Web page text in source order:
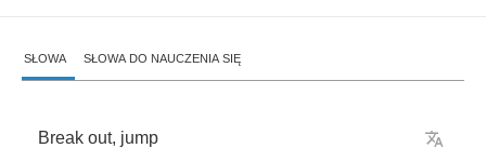
SŁOWA SŁOWA DO NAUCZENIA SIĘ
Break out, jump